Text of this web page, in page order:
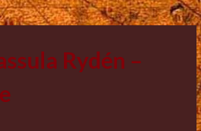
Rydén –